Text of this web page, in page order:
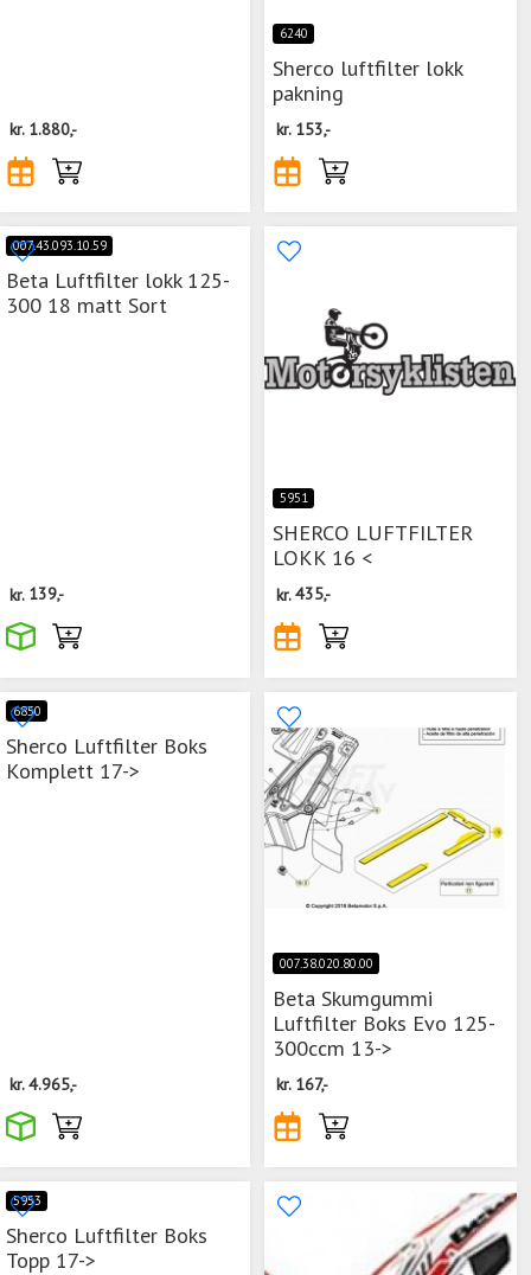
kr. 1.880,-
6240
Sherco luftfilter lokk
pakning
kr. 153,-
007.43.093.10.59
Beta Luftfilter lokk 125-
300 18 matt Sort
kr. 139,-
5951
SHERCO LUFTFILTER
LOKK 16 <
kr.435,-
6850
Sherco Luftfilter Boks
Komplett 17->
kr.4.965,-
007.38.020.80.00
Beta Skumgummi
Luftfilter Boks Evo 125-
300ccm 13->
kr. 167,-
5953
Sherco Luftfilter Boks
Topp 17->